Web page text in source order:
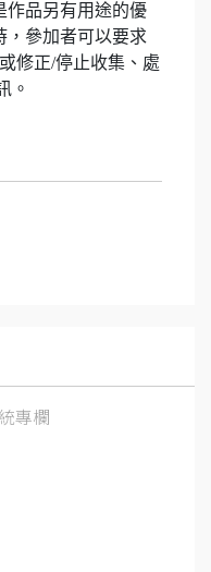
作品另有用途的優
，參加者可以要求
修正/停止收集、處
。
專欄